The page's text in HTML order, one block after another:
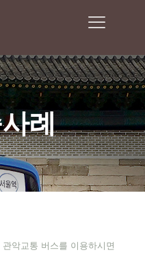
례
악교통 버스를 이용하시면